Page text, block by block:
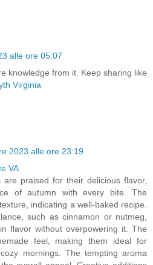
alle ore 05:07
knowledge from it. Keep sharing like
Virginia
2023 alle ore 23:19
VA
are praised for their delicious flavor,
of autumn with every bite. The
indicating a well-baked recipe.
such as cinnamon or nutmeg,
flavor without overpowering it. The
feel, making them ideal for
mornings. The tempting aroma